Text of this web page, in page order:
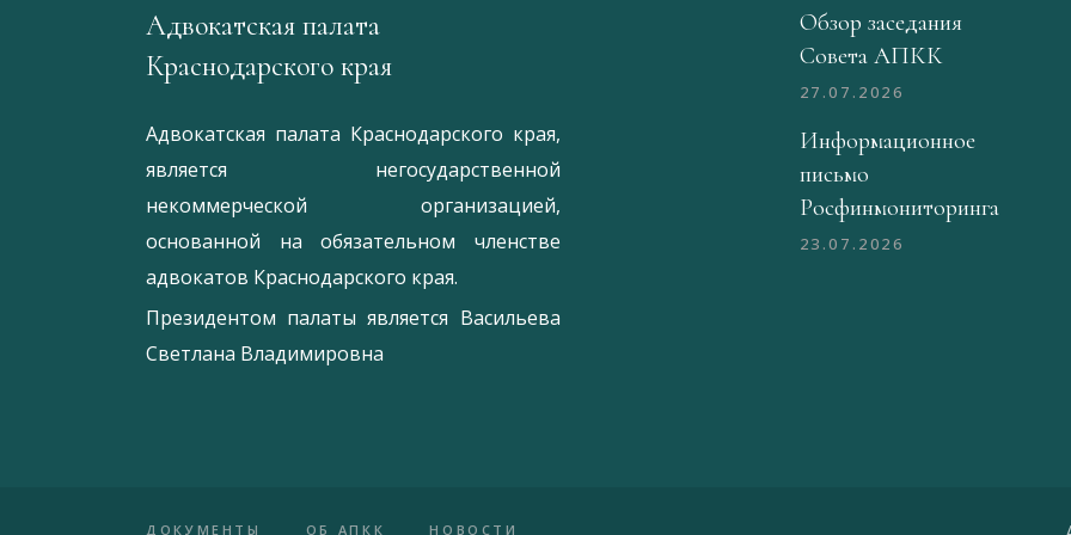
Адвокатская палата
Краснодарского края
Адвокатская палата Краснодарского края,
является негосударственной
некоммерческой организацией,
основанной на обязательном членстве
адвокатов Краснодарского края.
Президентом палаты является Ваcильева
Светлана Владимировна
Обзор заседания
Совета АПКК
27.07.2026
Информационное
письмо
Росфинмониторинга
23.07.2026
ДОКУМЕНТЫ ОБ АПКК НОВОСТИ